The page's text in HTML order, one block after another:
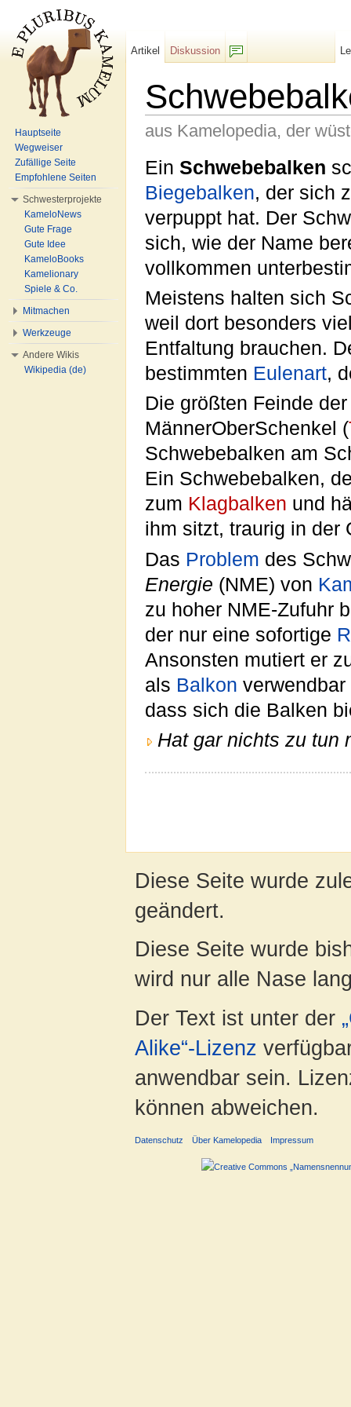
aus Kamelopedia, der
Ein Schwebebalken
Biegebalken, der sich
verpuppt hat. Der
sich, wie der Name
vollkommen
Meistens halten sich
weil dort besonders
Entfaltung brauchen.
bestimmten Eulenart,
Die größten Feinde
MännerOberSchenkel (
Schwebebalken am
Ein Schwebebalken,
zum Klagbalken und
ihm sitzt, traurig in der
Das Problem des
Energie (NME) von
zu hoher NME-Zufuhr
der nur eine sofortige
Ansonsten mutiert er
als Balkon
dass sich die Balken
Hat gar nichts zu tun
Artikel
Diskussion
Hauptseite
Wegweiser
Zufällige Seite
Empfohlene Seiten
Schwesterprojekte
KameloNews
Gute Frage
Gute Idee
KameloBooks
Kamelionary
Spiele & Co.
Mitmachen
Werkzeuge
Andere Wikis
Wikipedia (de)
Diese Seite wurde
geändert.
Diese Seite wurde
wird nur alle Nase
Der Text ist unter der
Alike“-Lizenz
anwendbar sein.
können abweichen.
Datenschutz Über Kamelopedia Impressum